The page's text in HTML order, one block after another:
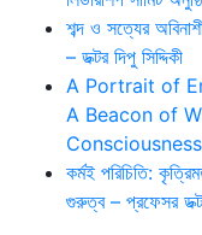
শব্দ ও সত্যের
– ডক্টর দিপু সিদ্দিকী
A Portrait of
A Beacon of
কর্মই পরিচিতি:
গুরুত্ব – প্রফেসর